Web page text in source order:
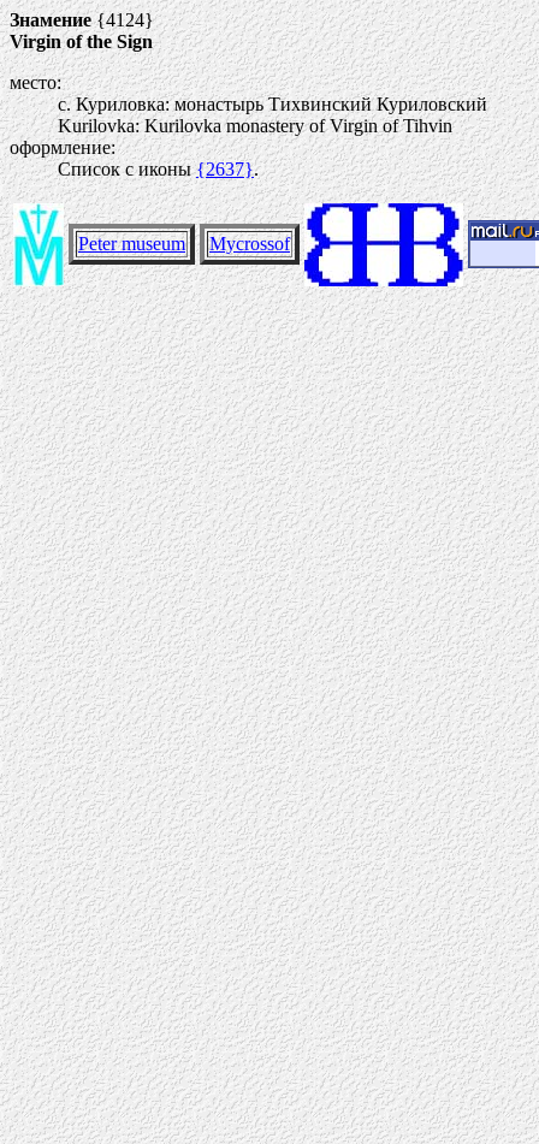
Знамение{4124}
Virgin of the Sign
место:
с. Куриловка: монастырь Тихвинский Куриловский
Kurilovka: Kurilovka monastery of Virgin of Tihvin
оформление:
Список с иконы{2637}.
Peter museum Mycrossof